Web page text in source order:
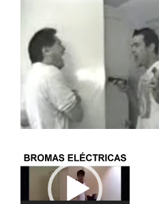
Reproductor
vídeo